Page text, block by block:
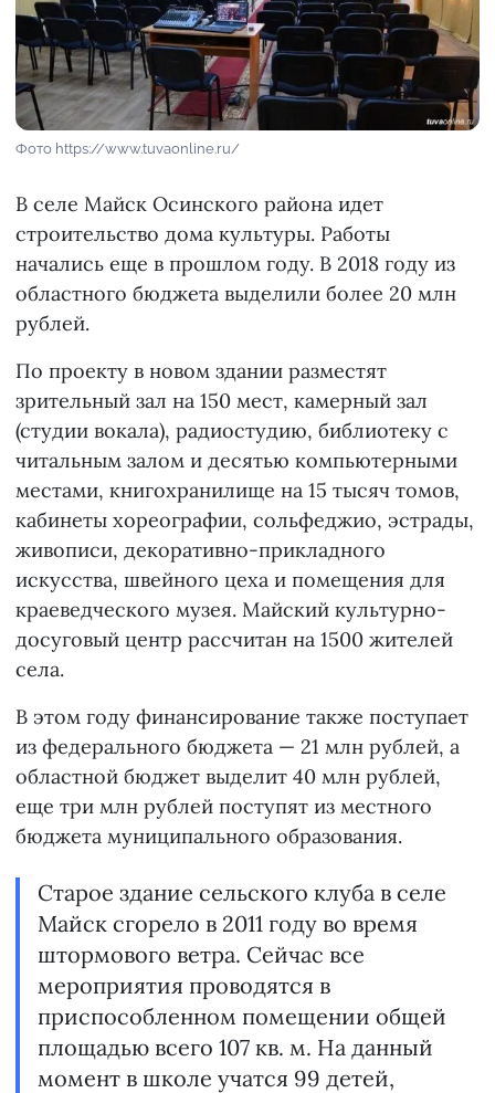
Фото https://www.tuvaonline.ru/
В селе Майск Осинского района идет
строительство дома культуры. Работы
начались еще в прошлом году. В 2018 году из
областного бюджета выделили более 20 млн
рублей.
По проекту в новом здании разместят
зрительный зал на 150 мест, камерный зал
(студии вокала), радиостудию, библиотеку с
читальным залом и десятью компьютерными
местами, книгохранилище на 15 тысяч томов,
кабинеты хореографии, сольфеджио, эстрады,
живописи, декоративно-прикладного
искусства, швейного цеха и помещения для
краеведческого музея. Майский культурно-
досуговый центр рассчитан на 1500 жителей
села.
В этом году финансирование также поступает
из федерального бюджета — 21 млн рублей, а
областной бюджет выделит 40 млн рублей,
еще три млн рублей поступят из местного
бюджета муниципального образования.
Старое здание сельского клуба в селе
Майск сгорело в 2011 году во время
штормового ветра. Сейчас все
мероприятия проводятся в
приспособленном помещении общей
площадью всего 107 кв. м. На данный
момент в школе учатся 99 детей,